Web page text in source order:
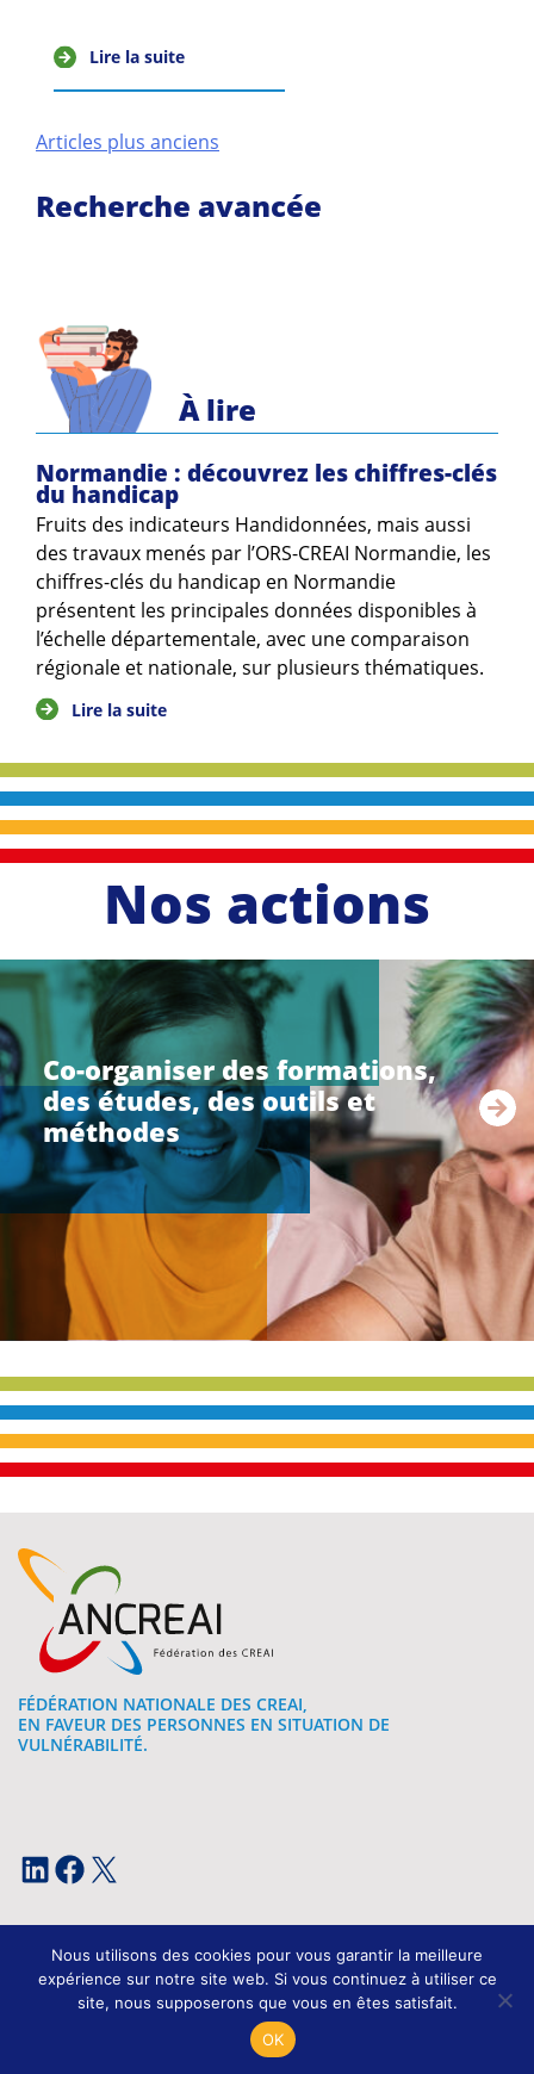
Lire la suite
Navigation
des
Articles plus anciens
Recherche avancée
À lire
Normandie : découvrez les chiffres-clés
du handicap
Fruits des indicateurs Handidonnées, mais aussi
des travaux menés par l’ORS-CREAI Normandie, les
chiffres-clés du handicap en Normandie
présentent les principales données disponibles à
l’échelle départementale, avec une comparaison
régionale et nationale, sur plusieurs thématiques.
Lire la suite
Nos actions
Co-organiser des formations,
des études, des outils et
méthodes
li
r
e
u
i
t
e
FÉDÉRATION NATIONALE DES CREAI,
EN FAVEUR DES PERSONNES EN SITUATION DE
VULNÉRABILITÉ.
LinkedIn Facebook X
Mentions légales
Conception et développement : Kissagram Design
Nous utilisons des cookies pour vous garantir la meilleure
expérience sur notre site web. Si vous continuez à utiliser ce
site, nous supposerons que vous en êtes satisfait.
OK